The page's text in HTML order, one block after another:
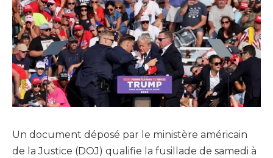
Un document déposé par le ministère américain
de la Justice (DOJ) qualifie la fusillade de samedi à